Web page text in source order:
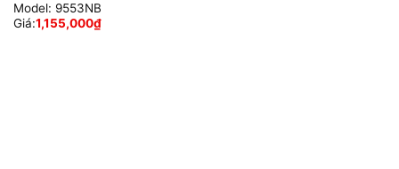
Model: 9553NB
Giá:1,155,000₫